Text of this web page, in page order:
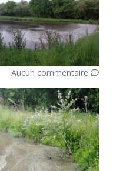
Aucun commentaire